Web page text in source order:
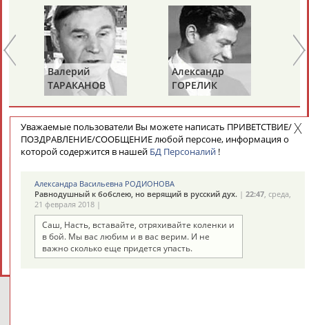
Валерий
ТАРАКАНОВ
Александр
ГОРЕЛИК
СЕГОДНЯ ДЕНЬ ПАМЯТИ У ПЕРСОН ИЗ МИРА
СПОРТА (2 ПЕРСОНАЛИЙ)
ВЕСЬ СПИСОК
Владимир
ВИКУЛОВ
Володар
ЗВЕЗДКИН
Уважаемые пользователи Вы можете написать ПРИВЕТСТВИЕ/
ПОЗДРАВЛЕНИЕ/СООБЩЕНИЕ любой персоне, информация о
которой содержится в нашей БД Персоналий!
Александра Васильевна РОДИОНОВА
Равнодушный к бобслею, но верящий в русский дух.| 22:47, среда,
21 февраля 2018 |
Саш, Насть, вставайте, отряхивайте коленки и
в бой. Мы вас любим и в вас верим. И не
важно сколько еще придется упасть.